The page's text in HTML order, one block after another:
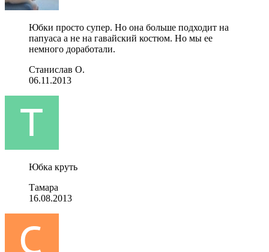
Юбки просто супер. Но она больше подходит на
папуаса а не на гавайский костюм. Но мы ее
немного доработали.
Станислав О.
06.11.2013
Юбка круть
Тамара
16.08.2013